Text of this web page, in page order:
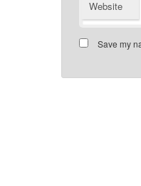
Website
Save my